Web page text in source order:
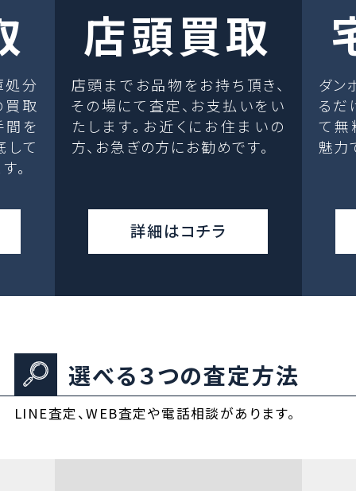
処分
取
間を
して
。
店頭買取
店頭までお品物をお持ち頂き、
その場にて査定、お支払いをい
たします。お近くにお住まいの
方、お急ぎの方にお勧めです。
詳細はコチラ
ダン
るだ
て無
魅力
選べる３つの査定方法
LINE査定、WEB査定や電話相談があります。